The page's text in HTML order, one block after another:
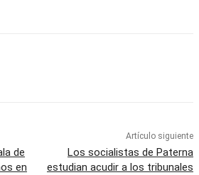
de
en
Artículo siguiente
Los socialistas de Paterna
estudian acudir a los tribunales